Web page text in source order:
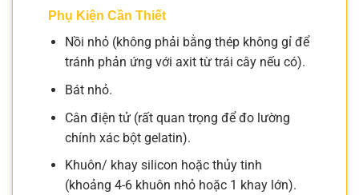
Phụ Kiện Cần Thiết
Nồi nhỏ (không phải bằng thép không gỉ để
tránh phản ứng với axit từ trái cây nếu có).
Bát nhỏ.
Cân điện tử (rất quan trọng để đo lường
chính xác bột gelatin).
Khuôn/ khay silicon hoặc thủy tinh
(khoảng 4-6 khuôn nhỏ hoặc 1 khay lớn).